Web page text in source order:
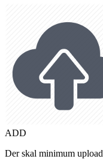
ADD
Der skal minimum